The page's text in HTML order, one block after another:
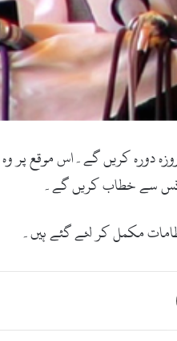
دورہ کریں گے۔اس موقع پر وہ
سے خطاب کریں گے۔
مکمل کر لئے گئے ہیں۔